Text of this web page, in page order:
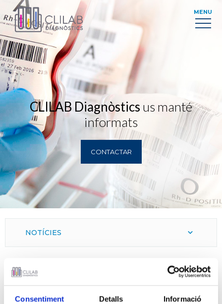
Consentiment Detalls Informació
MENU
CLILAB Diagnòstics us manté
informats
CONTACTAR
23 D’ABRIL 2021
Sant Jordi 2021
NOTÍCIES